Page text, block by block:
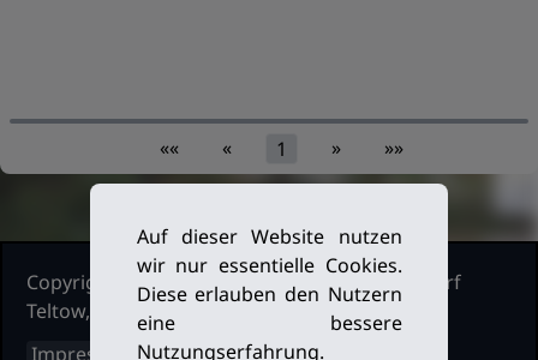
«« « 1 » »»
Copyright Ruderclub Kleinmachnow Stahnsdorf
Teltow, 2026. Alle Rechte vorbehalten.
Impressum
Auf dieser Website nutzen
wir nur essentielle Cookies.
Diese erlauben den Nutzern
eine bessere
Nutzungserfahrung.